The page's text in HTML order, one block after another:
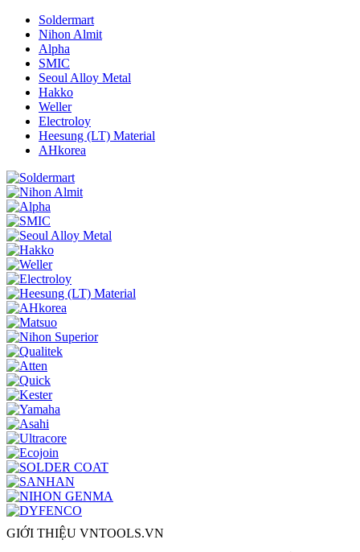
Soldermart
Nihon Almit
Alpha
SMIC
Seoul Alloy Metal
Hakko
Weller
Electroloy
Heesung (LT) Material
AHkorea
GIỚI THIỆU VNTOOLS.VN